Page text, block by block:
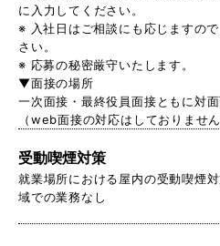
に入力してください。
※ 入社日はご相談にも応じますの
さい。
※ 応募の秘密厳守いたします。
▼面接の場所
一次面接・最終役員面接ともに対面
（web面接の対応はしておりません
受動喫煙対策
就業場所における屋内の受動喫煙
域での業務なし